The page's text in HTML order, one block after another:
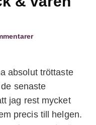
absolut tröttaste
senaste
jag rest mycket
precis till helgen.